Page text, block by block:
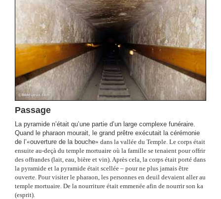
Passage
La pyramide n’était qu’une partie d’un large complexe funéraire.
Quand le pharaon mourait, le grand prêtre exécutait la cérémonie
de l’«ouverture de la bouche» dans la vallée du Temple. Le corps était
ensuite au-deçà du temple mortuaire où la famille se tenaient pour offrir
des offrandes (lait, eau, bière et vin). Après cela, la corps était porté dans
la pyramide et la pyramide était scellée – pour ne plus jamais être
ouverte. Pour visiter le pharaon, les personnes en deuil devaient aller au
temple mortuaire. De la nourriture était emmenée afin de nourrir son ka
(esprit).